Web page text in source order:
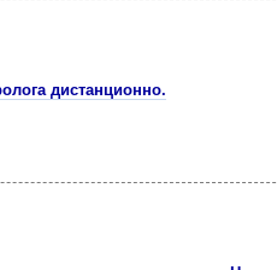
дистанционно.